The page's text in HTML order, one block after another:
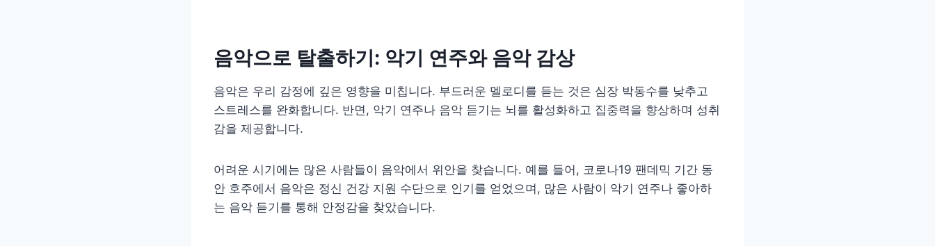
음악으로 탈출하기: 악기 연주와 음악 감상
음악은 우리 감정에 깊은 영향을 미칩니다. 부드러운 멜로디를 듣는 것은 심장 박동수를 낮추고
스트레스를 완화합니다. 반면, 악기 연주나 음악 듣기는 뇌를 활성화하고 집중력을 향상하며 성취
감을 제공합니다.
어려운 시기에는 많은 사람들이 음악에서 위안을 찾습니다. 예를 들어, 코로나19 팬데믹 기간 동
안 호주에서 음악은 정신 건강 지원 수단으로 인기를 얻었으며, 많은 사람이 악기 연주나 좋아하
는 음악 듣기를 통해 안정감을 찾았습니다.